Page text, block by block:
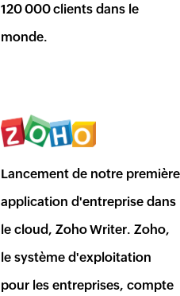
120 000 clients dans le
monde.
Lancement de notre première
application d'entreprise dans
le cloud, Zoho Writer. Zoho,
le système d'exploitation
pour les entreprises, compte